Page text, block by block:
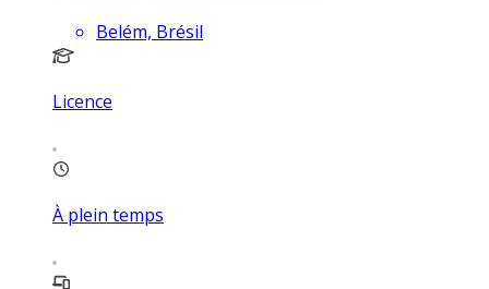
Belém, Brésil
Licence
À plein temps